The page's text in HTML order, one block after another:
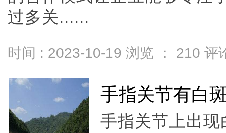
过多关......
时间 : 2023-10-19 浏览 ： 210 评
手指关节有白
手指关节上出